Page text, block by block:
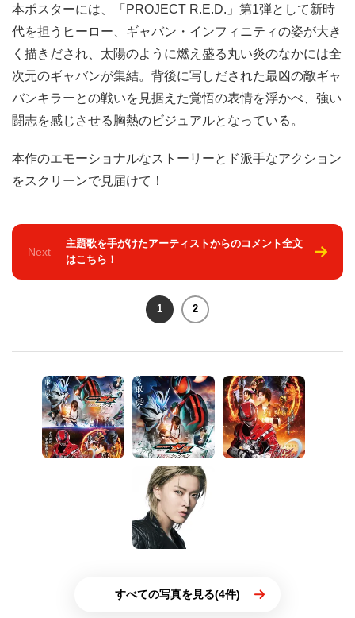
本ポスターには、「PROJECT R.E.D.」第1弾として新時
代を担うヒーロー、ギャバン・インフィニティの姿が大き
く描きだされ、太陽のように燃え盛る丸い炎のなかには全
次元のギャバンが集結。背後に写しだされた最凶の敵ギャ
バンキラーとの戦いを見据えた覚悟の表情を浮かべ、強い
闘志を感じさせる胸熱のビジュアルとなっている。
本作のエモーショナルなストーリーとド派手なアクション
をスクリーンで見届けて！
Next
主題歌を手がけたアーティストからのコメント全文
はこちら！
1 2
すべての写真を見る(4件)